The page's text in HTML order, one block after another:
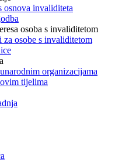
osnova invaliditeta
osoba s invaliditetom
za osobe s invaliditetom
organizacijama
tijelima